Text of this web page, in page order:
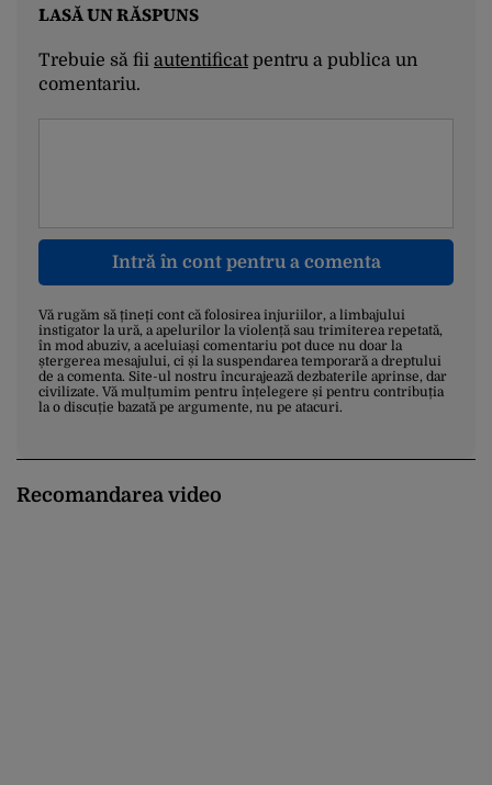
LASĂ UN RĂSPUNS
Trebuie să fii autentificatpentru a publica un
comentariu.
Intră în cont pentru a comenta
Vă rugăm să țineți cont că folosirea injuriilor, a limbajului
instigator la ură, a apelurilor la violență sau trimiterea repetată,
în mod abuziv, a aceluiași comentariu pot duce nu doar la
ștergerea mesajului, ci și la suspendarea temporară a dreptului
de a comenta. Site-ul nostru încurajează dezbaterile aprinse, dar
civilizate. Vă mulțumim pentru înțelegere și pentru contribuția
la o discuție bazată pe argumente, nu pe atacuri.
Recomandarea video